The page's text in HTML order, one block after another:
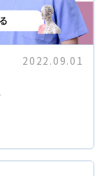
2022.09.01